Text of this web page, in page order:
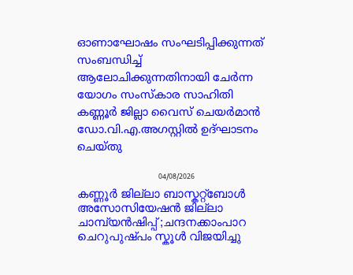
ഓണാഘോഷം സംഘടിപ്പിക്കുന്നത്
സംബന്ധിച്ച്
ആലോചിക്കുന്നതിനായി ചേർന്ന
യോഗം സംസ്കാര സാഹിതി
കണ്ണൂർ ജില്ലാ വൈസ് ചെയർമാൻ
ഡോ.വി.എ.അഗസ്റ്റിൽ ഉദ്ഘാടനം
ചെയ്തു
04/08/2026
കണ്ണൂർ ജില്ലാ ബാസ്കറ്റ്ബോൾ
അസോസിയേഷൻ ജില്ലാ
ചാമ്പ്യൻഷിപ്പ് ;ചന്ദനക്കാംപാറ
ചെറുപുഷ്പം സ്കൂൾ വിജയിച്ചു